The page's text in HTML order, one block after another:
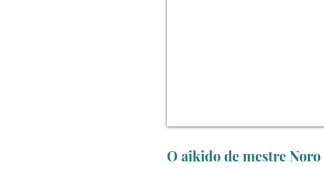
O aikido de mestre Noro